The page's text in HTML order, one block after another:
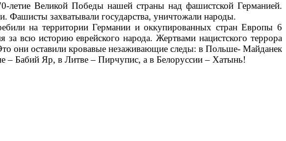
летие Великой Победы нашей страны над фашистской Германией.
Фашисты захватывали государства, уничтожали народы.
на территории Германии и оккупированных стран Европы 6
всю историю еврейского народа. Жертвами нацистского террора
они оставили кровавые незаживающие следы: в Польше- Майданек
– Бабий Яр, в Литве – Пирчупис, а в Белоруссии – Хатынь!